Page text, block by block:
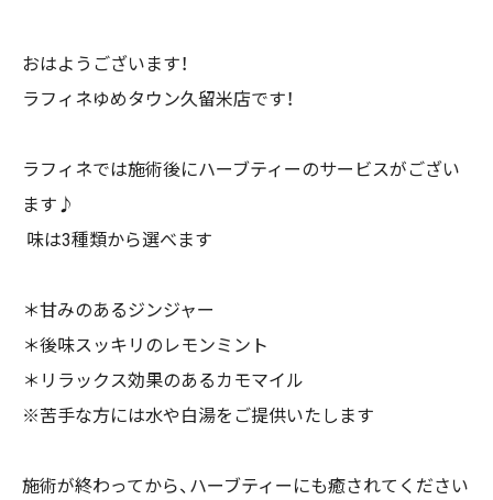
おはようございます！
ラフィネゆめタウン久留米店です！
ラフィネでは施術後にハーブティーのサービスがござい
ます♪
味は3種類から選べます
＊甘みのあるジンジャー
＊後味スッキリのレモンミント
＊リラックス効果のあるカモマイル
※苦手な方には水や白湯をご提供いたします
施術が終わってから、ハーブティーにも癒されてください